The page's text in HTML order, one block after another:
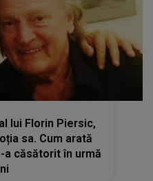
lui Florin Piersic,
sa. Cum arată
a căsătorit în urmă